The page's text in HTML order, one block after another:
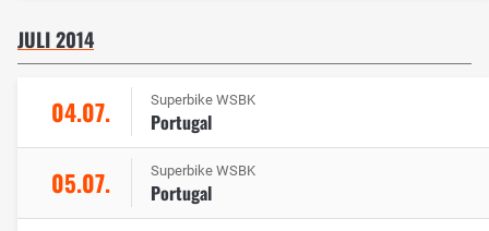
JULI 2014
04.07. Superbike WSBK
Portugal
05.07. Superbike WSBK
Portugal